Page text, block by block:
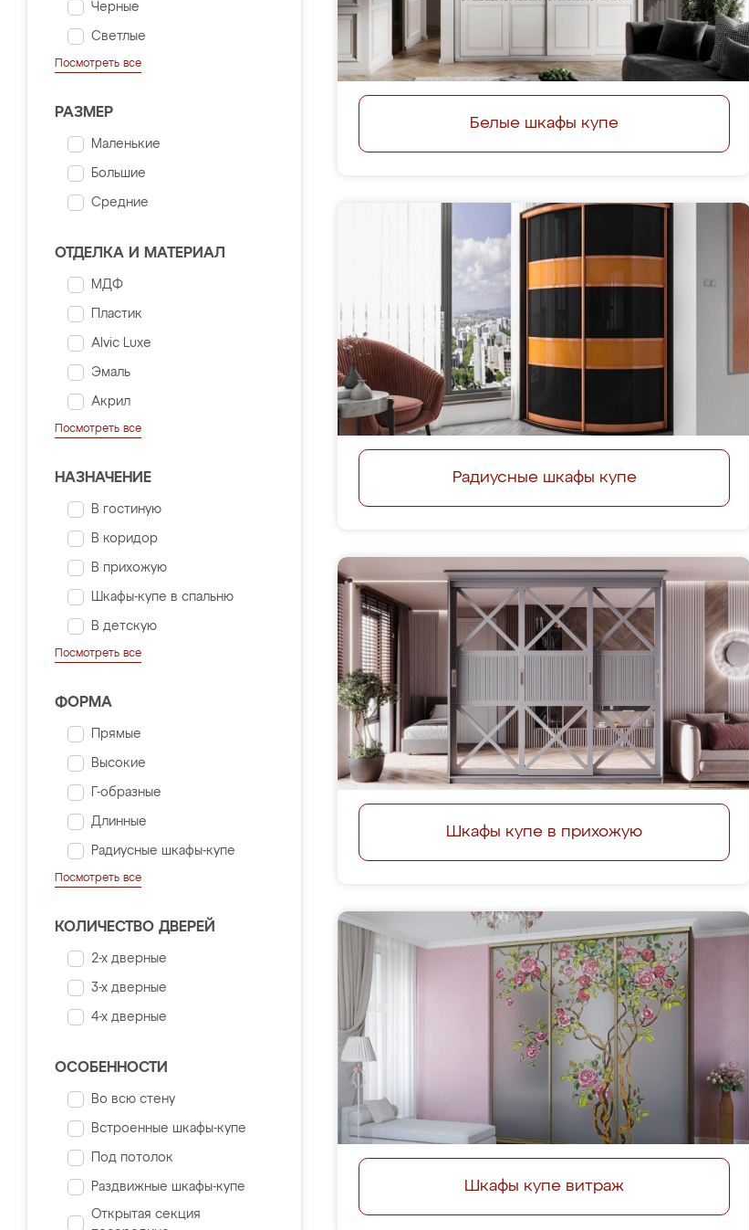
Черные
Светлые
Посмотреть все
РАЗМЕР
Маленькие
Большие
Средние
ОТДЕЛКА И МАТЕРИАЛ
МДФ
Пластик
Alvic Luxe
Эмаль
Акрил
Посмотреть все
НАЗНАЧЕНИЕ
В гостиную
В коридор
В прихожую
Шкафы-купе в спальню
В детскую
Посмотреть все
ФОРМА
Прямые
Высокие
Г-образные
Длинные
Радиусные шкафы-купе
Посмотреть все
КОЛИЧЕСТВО ДВЕРЕЙ
2-х дверные
3-х дверные
4-х дверные
ОСОБЕННОСТИ
Во всю стену
Встроенные шкафы-купе
Под потолок
Раздвижные шкафы-купе
Открытая секция
Белые шкафы купе
Радиусные шкафы купе
Шкафы купе в прихожую
Шкафы купе витраж